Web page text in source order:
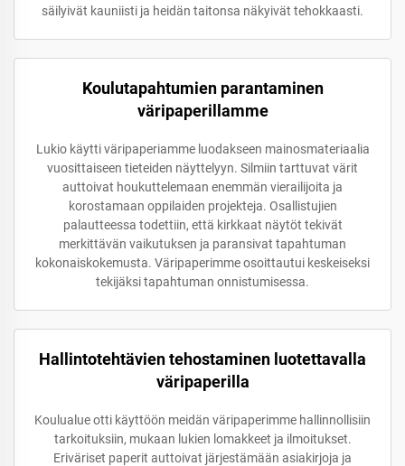
säilyivät kauniisti ja heidän taitonsa näkyivät tehokkaasti.
Koulutapahtumien parantaminen
väripaperillamme
Lukio käytti väripaperiamme luodakseen mainosmateriaalia
vuosittaiseen tieteiden näyttelyyn. Silmiin tarttuvat värit
auttoivat houkuttelemaan enemmän vierailijoita ja
korostamaan oppilaiden projekteja. Osallistujien
palautteessa todettiin, että kirkkaat näytöt tekivät
merkittävän vaikutuksen ja paransivat tapahtuman
kokonaiskokemusta. Väripaperimme osoittautui keskeiseksi
tekijäksi tapahtuman onnistumisessa.
Hallintotehtävien tehostaminen luotettavalla
väripaperilla
Koulualue otti käyttöön meidän väripaperimme hallinnollisiin
tarkoituksiin, mukaan lukien lomakkeet ja ilmoitukset.
Eriväriset paperit auttoivat järjestämään asiakirjoja ja